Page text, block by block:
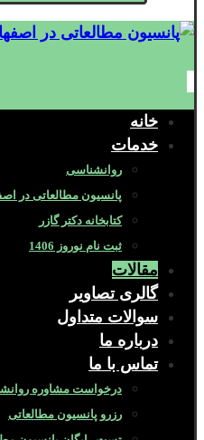
خانه
خدمات
روانشناسی
پانسیون مطالعاتی در
کتابخانه دکتر گازر
ثبت نام نوروز 1406
مقالات
گالری تصاویر
سوالات متداول
درباره ما
تماس با ما
درخواست مشاوره
رزرو پانسیون مطالعاتی